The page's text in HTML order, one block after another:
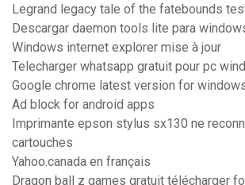
Legrand legacy tale of the fatebounds
Descargar daemon tools lite para
Windows internet explorer mise à jour
Telecharger whatsapp gratuit pour pc
Google chrome latest version for
Ad block for android apps
Imprimante epson stylus sx130 ne
cartouches
Yahoo.canada en français
Dragon ball z games gratuit télécharger